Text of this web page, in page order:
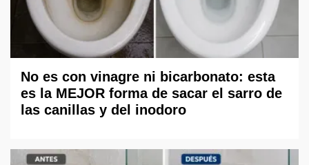
No es con vinagre ni bicarbonato: esta
es la MEJOR forma de sacar el sarro de
las canillas y del inodoro